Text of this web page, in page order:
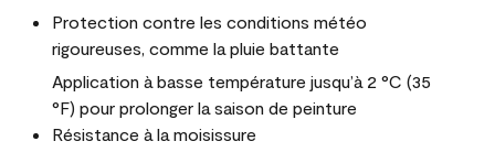
Protection contre les conditions météo
rigoureuses, comme la pluie battante
Application à basse température jusqu’à 2 °C (35
°F) pour prolonger la saison de peinture
Résistance à la moisissure